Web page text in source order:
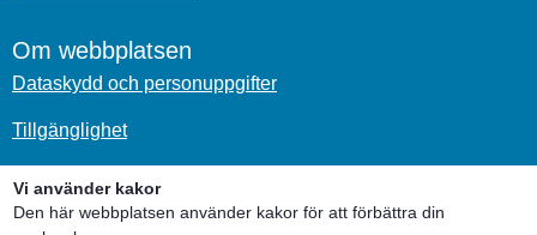
Vi använder kakor
Den här webbplatsen använder kakor för att förbättra din
Om webbplatsen
Dataskydd och personuppgifter
Tillgänglighet